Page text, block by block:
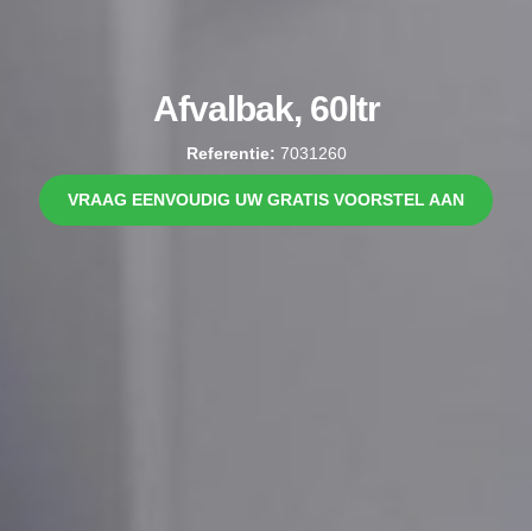
Afvalbak, 60ltr
Referentie: 7031260
VRAAG EENVOUDIG UW GRATIS VOORSTEL AAN